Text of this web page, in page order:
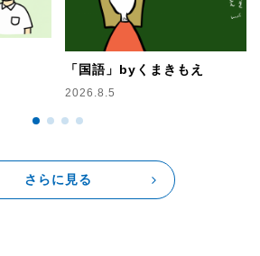
「国語」byくまきもえ
2026.8.5
さらに見る